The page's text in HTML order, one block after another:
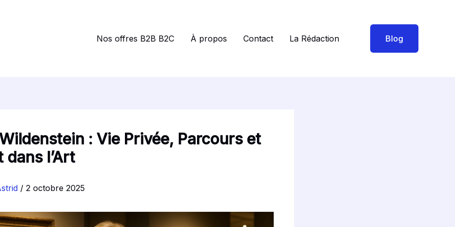
Nos offres B2B B2C À propos Contact La Rédaction Blog
: Vie Privée, Parcours et
dans l’Art
/ 2 octobre 2025